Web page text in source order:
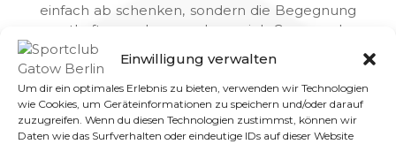
Einwilligung verwalten
Um dir ein optimales Erlebnis zu bieten, verwenden wir Technologien
wie Cookies, um Geräteinformationen zu speichern und/oder darauf
zuzugreifen. Wenn du diesen Technologien zustimmst, können wir
Daten wie das Surfverhalten oder eindeutige IDs auf dieser Website
einfach ab schenken, sondern die Begegnung
ernsthaft angehen und so viel Gegenwehr
leisten wie es uns halt möglich war.
Dennoch waren die Gäste klarer Favorit,
gerade weil wir auch einige Ausfälle zu
kompensieren hatten.